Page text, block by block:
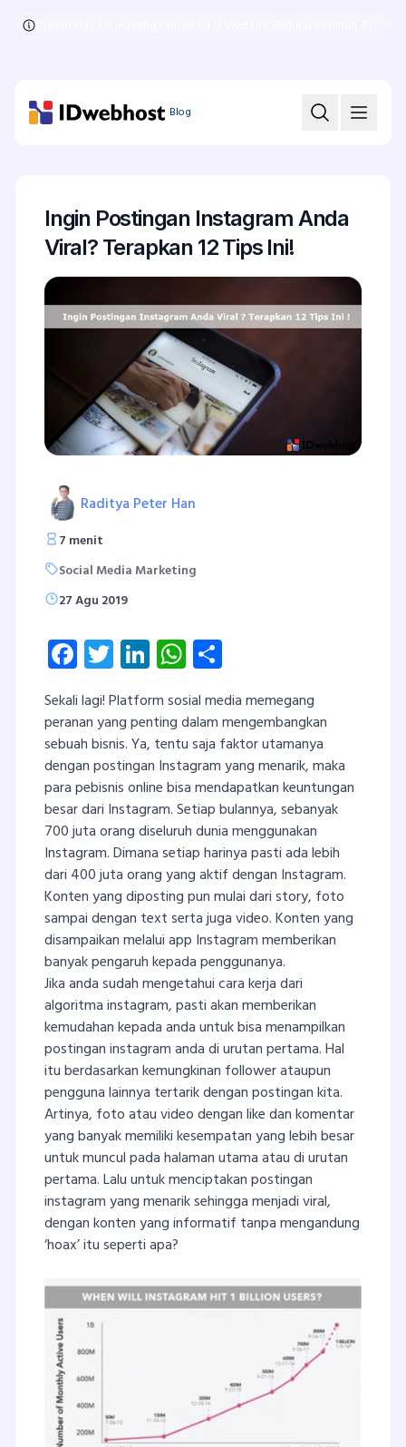
Blog
Ingin Postingan Instagram Anda
Viral? Terapkan 12 Tips Ini!
Raditya Peter Han
7 menit
Social Media Marketing
27 Agu 2019
Facebook
Twitter
LinkedInWhatsApp
Sekali lagi! Platform sosial media memegang
peranan yang penting dalam mengembangkan
sebuah bisnis. Ya, tentu saja faktor utamanya
dengan postingan Instagram yang menarik, maka
para pebisnis online bisa mendapatkan keuntungan
besar dari Instagram. Setiap bulannya, sebanyak
700 juta orang diseluruh dunia menggunakan
Instagram. Dimana setiap harinya pasti ada lebih
dari 400 juta orang yang aktif dengan Instagram.
Konten yang diposting pun mulai dari story, foto
sampai dengan text serta juga video. Konten yang
disampaikan melalui app Instagram memberikan
banyak pengaruh kepada penggunanya.
Jika anda sudah mengetahui cara kerja dari
algoritma instagram, pasti akan memberikan
kemudahan kepada anda untuk bisa menampilkan
postingan instagram anda di urutan pertama. Hal
itu berdasarkan kemungkinan follower ataupun
pengguna lainnya tertarik dengan postingan kita.
Artinya, foto atau video dengan like dan komentar
yang banyak memiliki kesempatan yang lebih besar
untuk muncul pada halaman utama atau di urutan
pertama. Lalu untuk menciptakan postingan
instagram yang menarik sehingga menjadi viral,
dengan konten yang informatif tanpa mengandung
‘hoax’ itu seperti apa?